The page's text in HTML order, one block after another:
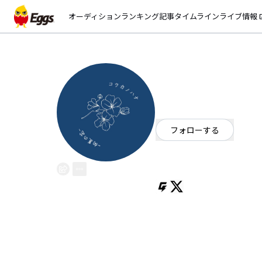
オーディションランキング記事タイムラインライブ情報
フォローする